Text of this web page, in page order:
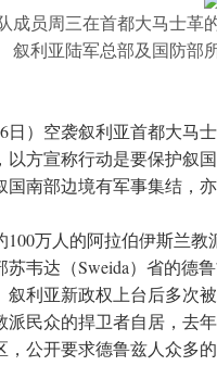
成员周三在首都大马士革
叙利亚陆军总部及国防部
日）空袭叙利亚首都大马
以方宣称行动是要保护叙
国南部边境有军事集结，
100万人的阿拉伯伊斯兰
苏韦达（Sweida）省的德
叙利亚新政权上台后多次
派民众的捍卫者自居，去
，公开要求德鲁兹人众多